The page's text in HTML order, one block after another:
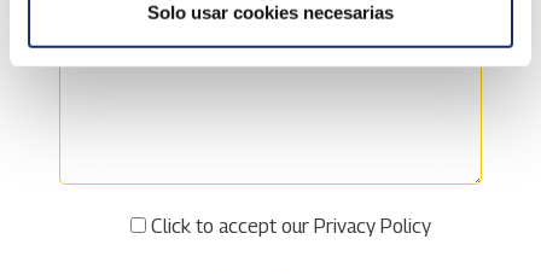
Solo usar cookies necesarias
Click to accept our Privacy Policy